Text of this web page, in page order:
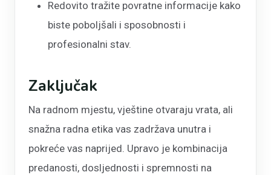
Redovito tražite povratne informacije kako
biste poboljšali i sposobnosti i
profesionalni stav.
Zaključak
Na radnom mjestu, vještine otvaraju vrata, ali
snažna radna etika vas zadržava unutra i
pokreće vas naprijed. Upravo je kombinacija
predanosti, dosljednosti i spremnosti na